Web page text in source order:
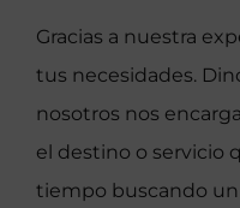
Gracias a nuestra
tus necesidades.
nosotros nos
el destino o servicio
tiempo buscando